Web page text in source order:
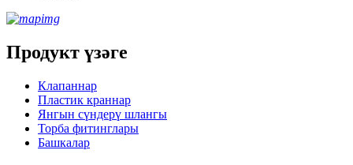
Продукт үзәге
Клапаннар
Пластик краннар
Янгын сүндерү шлангы
Торба фитинглары
Башкалар